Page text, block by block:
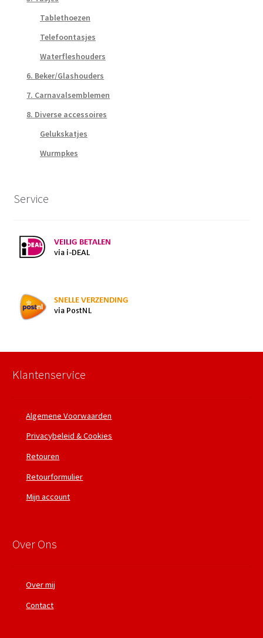
Tablethoezen
Telefoontasjes
Waterfleshouders
6. Beker/Glashouders
7. Carnavalsemblemen
8. Diverse accessoires
Gelukskatjes
Wurmpkes
Service
Klantenservice
Algemene Voorwaarden
Privacybeleid & Cookies
Retouren
Retourformulier
Mijn account
Over Ons
Over mij
Contact